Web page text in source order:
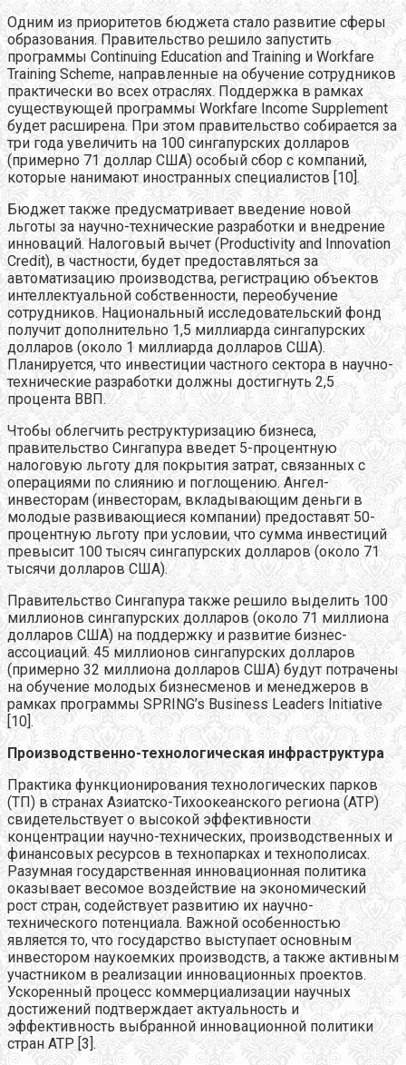
Одним из приоритетов бюджета стало развитие сферы
образования. Правительство решило запустить
программы Continuing Education and Training и Workfare
Training Scheme, направленные на обучение сотрудников
практически во всех отраслях. Поддержка в рамках
существующей программы Workfare Income Supplement
будет расширена. При этом правительство собирается за
три года увеличить на 100 сингапурских долларов
(примерно 71 доллар США) особый сбор с компаний,
которые нанимают иностранных специалистов [10].
Бюджет также предусматривает введение новой
льготы за научно-технические разработки и внедрение
инноваций. Налоговый вычет (Productivity and Innovation
Credit), в частности, будет предоставляться за
автоматизацию производства, регистрацию объектов
интеллектуальной собственности, переобучение
сотрудников. Национальный исследовательский фонд
получит дополнительно 1,5 миллиарда сингапурских
долларов (около 1 миллиарда долларов США).
Планируется, что инвестиции частного сектора в научно-
технические разработки должны достигнуть 2,5
процента ВВП.
Чтобы облегчить реструктуризацию бизнеса,
правительство Сингапура введет 5-процентную
налоговую льготу для покрытия затрат, связанных с
операциями по слиянию и поглощению. Ангел-
инвесторам (инвесторам, вкладывающим деньги в
молодые развивающиеся компании) предоставят 50-
процентную льготу при условии, что сумма инвестиций
превысит 100 тысяч сингапурских долларов (около 71
тысячи долларов США).
Правительство Сингапура также решило выделить 100
миллионов сингапурских долларов (около 71 миллиона
долларов США) на поддержку и развитие бизнес-
ассоциаций. 45 миллионов сингапурских долларов
(примерно 32 миллиона долларов США) будут потрачены
на обучение молодых бизнесменов и менеджеров в
рамках программы SPRING’s Business Leaders Initiative
[10].
Производственно-технологическая инфраструктура
Практика функционирования технологических парков
(ТП) в странах Азиатско-Тихоокеанского региона (АТР)
свидетельствует о высокой эффективности
концентрации научно-технических, производственных и
финансовых ресурсов в технопарках и технополисах.
Разумная государственная инновационная политика
оказывает весомое воздействие на экономический
рост стран, содействует развитию их научно-
технического потенциала. Важной особенностью
является то, что государство выступает основным
инвестором наукоемких производств, а также активным
участником в реализации инновационных проектов.
Ускоренный процесс коммерциализации научных
достижений подтверждает актуальность и
эффективность выбранной инновационной политики
стран АТР [3].